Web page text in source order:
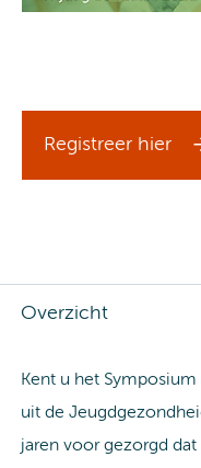
Registreer hier
Overzicht
Kent u het
uit de
jaren voor gezorgd